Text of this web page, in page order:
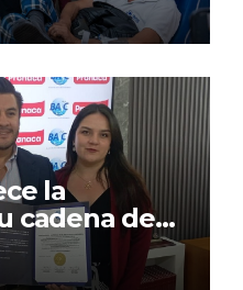
de
la
cadena de